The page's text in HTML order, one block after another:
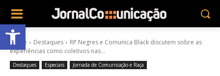
Abrir a barra de ferramentas
Home Destaques
RP Negres e Comunica Black discutem sobre as
experiências como coletivos nas...
Destaques Especiais Jornada de Comunicação e Raça